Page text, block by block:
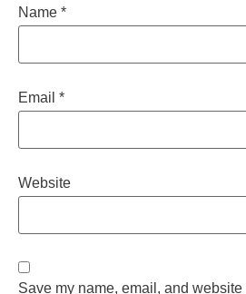
Name *
Email *
Website
Save my name, email, and